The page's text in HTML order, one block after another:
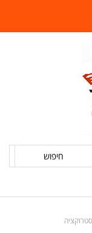
חיפוש